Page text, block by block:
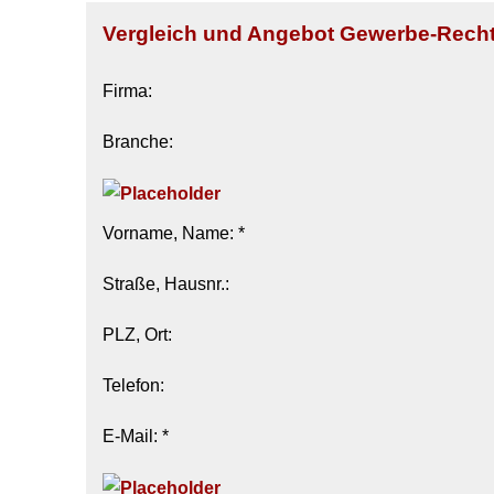
Vergleich und Angebot Gewerbe-
Firma:
Branche:
Vorname, Name: *
Straße, Hausnr.:
PLZ, Ort:
Telefon:
E-Mail: *